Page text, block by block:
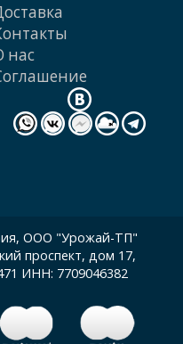
нас
ООО "Урожай-ТП"
проспект, дом 17,
ИНН: 7709046382